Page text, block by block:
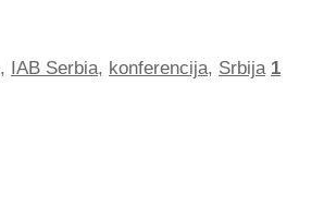
, IAB Serbia, konferencija, Srbija 1